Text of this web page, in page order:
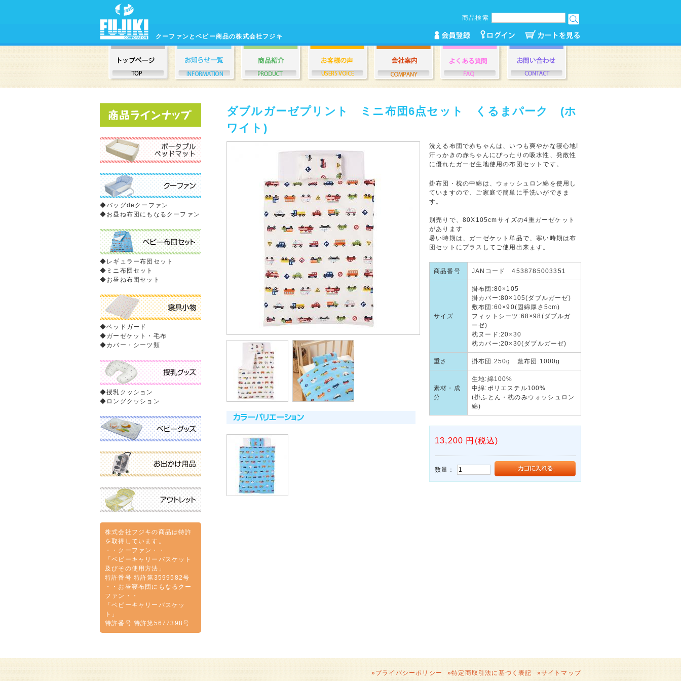
クーファンとベビー商品の株式会社フジキ
商品検索
◆バッグdeクーファン
◆お昼ね布団にもなるクーファン
◆レギュラー布団セット
◆ ミニ布団セット
◆お昼ね布団セット
◆ベッドガード
◆ガーゼケット・毛布
◆カバー・シーツ類
◆授乳クッション
◆ ロングクッション
株式会社フジキの商品は特許
を取得しています。
・・クーファン・・
「ベビーキャリーバスケット
及びその使用方法」
特許番号 特許第3599582号
・・お昼寝布団にもなるクー
ファン・・
「ベビーキャリーバスケッ
ト」
特許番号 特許第5677398号
ダブルガーゼプリント ミニ布団6点セット くるまパーク (ホ
ワイト)
洗える布団で赤ちゃんは、いつも爽やかな寝心地!
汗っかきの赤ちゃんにぴったりの吸水性、発散性
に優れたガーゼ生地使用の布団セットです。
掛布団・枕の中綿は、ウォッシュロン綿を使用し
ていますので、ご家庭で簡単に手洗いができま
す。
別売りで、80X105cmサイズの4重ガーゼケット
があります
暑い時期は、ガーゼケット単品で、寒い時期は布
団セットにプラスしてご使用出来ます。
商品番号 JANコード 4538785003351
サイズ
掛布団:80×105
掛カバー:80×105(ダブルガーゼ)
敷布団:60×90(固綿厚さ5cm)
フィットシーツ:68×98(ダブルガ
ーゼ)
枕ヌード:20×30
枕カバー:20×30(ダブルガーゼ)
重さ 掛布団:250g 敷布団:1000g
素材・成
分
生地:綿100%
中綿:ポリエステル100%
(掛ふとん・枕のみウォッシュロン
綿)
13,200 円(税込)
数量：
»プライバシーポリシー »特定商取引法に基づく表記 »サイトマップ